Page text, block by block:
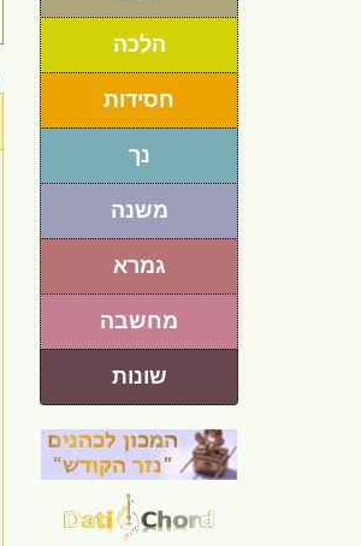
הלכה
חסידות
נך
משנה
גמרא
מחשבה
שונות